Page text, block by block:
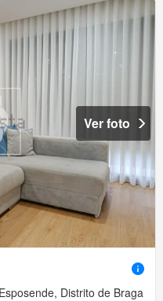
Ver foto
Distrito de Braga